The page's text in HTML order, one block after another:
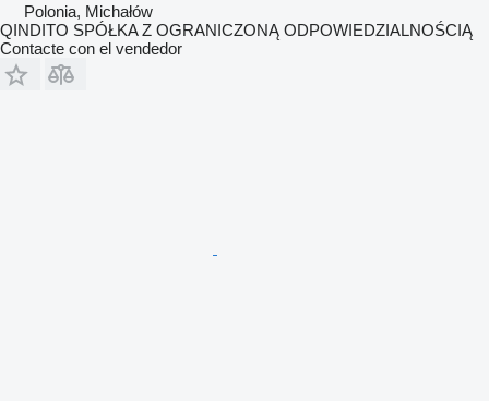
Polonia, Michałów
QINDITO SPÓŁKA Z OGRANICZONĄ ODPOWIEDZIALNOŚCIĄ
Contacte con el vendedor